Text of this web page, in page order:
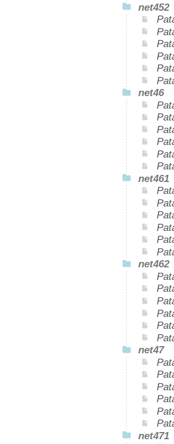
net452
net46
net461
net462
net47
net471